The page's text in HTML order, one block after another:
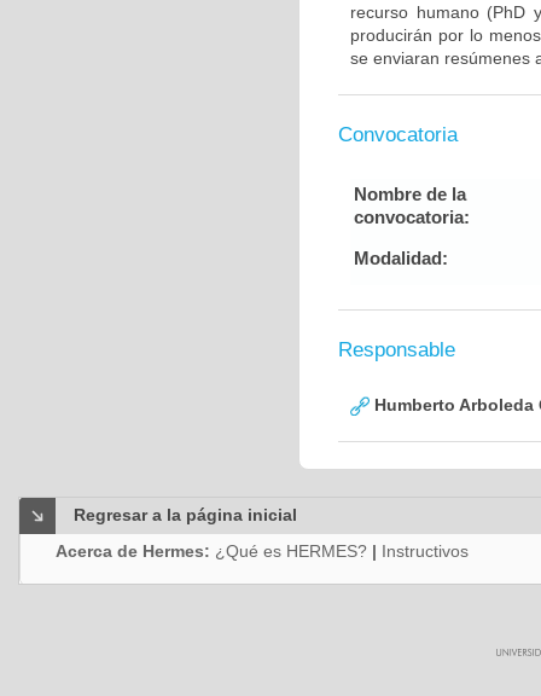
recurso humano (PhD
producirán por lo
se enviaran resúmenes
Convocatoria
Nombre de la
convocatoria:
Modalidad:
Responsable
Humberto Arboleda
Regresar a la página inicial
Acerca de Hermes: ¿Qué es HERMES? | Instructivos